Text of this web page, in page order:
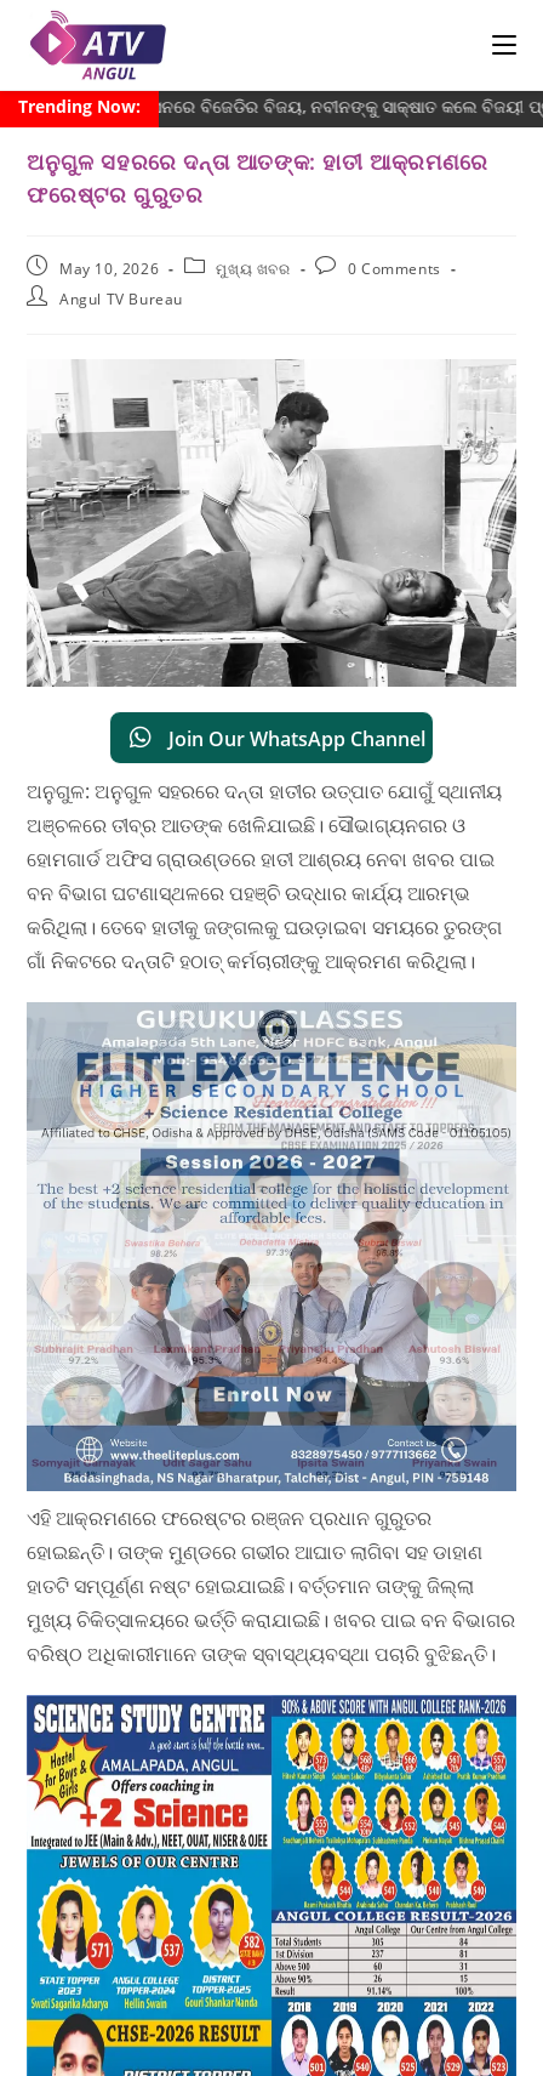
Trending Now:
ନିର୍ବାଚନ: ୧୦ ଆସନରେ ବିଜେଡିର ବିଜୟ, ନବୀନଙ୍କୁ ସାକ୍ଷାତ କଲେ ବିଜୟୀ ପ୍ରାର୍ଥୀ
ଅନୁଗୁଳ ସହରରେ ଦନ୍ତା ଆତଙ୍କ: ହାତୀ ଆକ୍ରମଣରେ
ଫରେଷ୍ଟର ଗୁରୁତର
May 10, 2026 ମୁଖ୍ୟ ଖବର
0 Comments
Angul TV Bureau
Join Our WhatsApp Channel
ଅନୁଗୁଳ: ଅନୁଗୁଳ ସହରରେ ଦନ୍ତା ହାତୀର ଉତ୍ପାତ ଯୋଗୁଁ ସ୍ଥାନୀୟ
ଅଞ୍ଚଳରେ ତୀବ୍ର ଆତଙ୍କ ଖେଳିଯାଇଛି। ସୌଭାଗ୍ୟନଗର ଓ
ହୋମଗାର୍ଡ ଅଫିସ ଗ୍ରାଉଣ୍ଡରେ ହାତୀ ଆଶ୍ରୟ ନେବା ଖବର ପାଇ
ବନ ବିଭାଗ ଘଟଣାସ୍ଥଳରେ ପହଞ୍ଚି ଉଦ୍ଧାର କାର୍ଯ୍ୟ ଆରମ୍ଭ
କରିଥିଲା। ତେବେ ହାତୀକୁ ଜଙ୍ଗଲକୁ ଘଉଡ଼ାଇବା ସମୟରେ ତୁରଙ୍ଗ
ଗାଁ ନିକଟରେ ଦନ୍ତାଟି ହଠାତ୍ କର୍ମଚାରୀଙ୍କୁ ଆକ୍ରମଣ କରିଥିଲା।
ଏହି ଆକ୍ରମଣରେ ଫରେଷ୍ଟର ରଞ୍ଜନ ପ୍ରଧାନ ଗୁରୁତର
ହୋଇଛନ୍ତି। ତାଙ୍କ ମୁଣ୍ଡରେ ଗଭୀର ଆଘାତ ଲାଗିବା ସହ ଡାହାଣ
ହାତଟି ସମ୍ପୂର୍ଣ୍ଣ ନଷ୍ଟ ହୋଇଯାଇଛି। ବର୍ତ୍ତମାନ ତାଙ୍କୁ ଜିଲ୍ଲା
ମୁଖ୍ୟ ଚିକିତ୍ସାଳୟରେ ଭର୍ତ୍ତି କରାଯାଇଛି। ଖବର ପାଇ ବନ ବିଭାଗର
ବରିଷ୍ଠ ଅଧିକାରୀମାନେ ତାଙ୍କ ସ୍ବାସ୍ଥ୍ୟବସ୍ଥା ପଚାରି ବୁଝିଛନ୍ତି।